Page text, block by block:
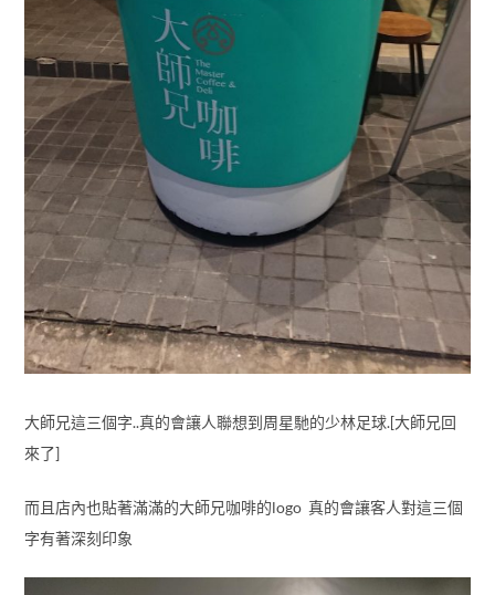
大師兄這三個字..真的會讓人聯想到周星馳的少林足球.[大師兄回
來了]
而且店內也貼著滿滿的大師兄咖啡的logo 真的會讓客人對這三個
字有著深刻印象